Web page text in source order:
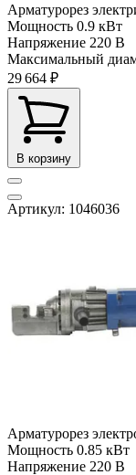
Арматурорез
Мощность 0.9 кВт
Напряжение 220 В
Максимальный
29 664 ₽
В корзину
Артикул: 1046036
Арматурорез
Мощность 0.85 кВт
Напряжение 220 В